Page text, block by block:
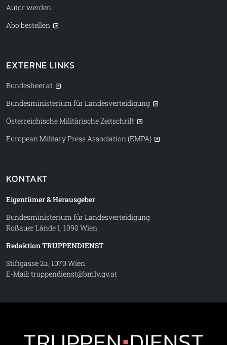
Autor werden
Abo bestellen
EXTERNE LINKS
Bundesheer.at
Bundesministerium für Landesverteidigung
Österreichische Militärische Zeitschrift
European Military Press Association (EMPA)
KONTAKT
Eigentümer & Herausgeber
Bundesministerium für Landesverteidigung
Roßauer Lände 1, 1090 Wien
Redaktion TRUPPENDIENST
Stiftgasse 2a, 1070 Wien
E-Mail: truppendienst@bmlv.gv.at